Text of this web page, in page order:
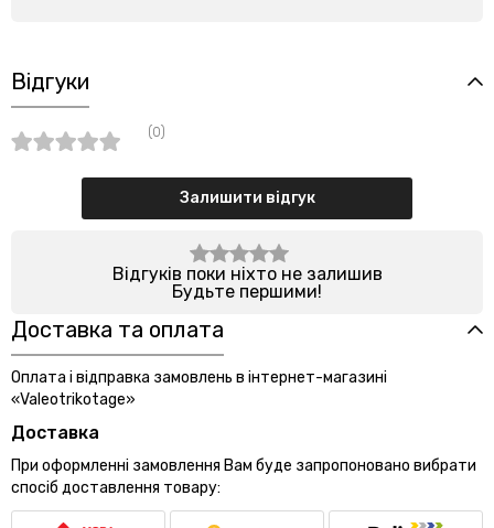
Відгуки
(0)
Залишити відгук
Відгуків поки ніхто не залишив
Будьте першими!
Доставка та оплата
Оплата і відправка замовлень в інтернет-магазині
«Valeotrikotage»
Доставка
При оформленні замовлення Вам буде запропоновано вибрати
спосіб доставлення товару: